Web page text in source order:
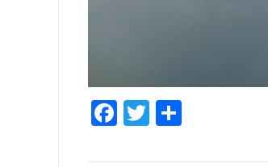
Facebook
Twitter
Share